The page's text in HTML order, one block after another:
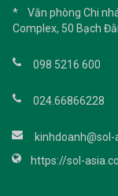
* Văn phòng Chi
Complex, 50 Bạch
098 5216 600
024.66866228
https://sol-